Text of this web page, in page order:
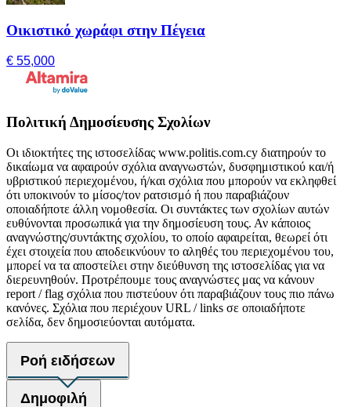
Οικιστικό χωράφι στην Πέγεια
€ 55,000
Πολιτική Δημοσίευσης Σχολίων
Οι ιδιοκτήτες της ιστοσελίδας www.politis.com.cy διατηρούν το
δικαίωμα να αφαιρούν σχόλια αναγνωστών, δυσφημιστικού και/ή
υβριστικού περιεχομένου, ή/και σχόλια που μπορούν να εκληφθεί
ότι υποκινούν το μίσος/τον ρατσισμό ή που παραβιάζουν
οποιαδήποτε άλλη νομοθεσία. Οι συντάκτες των σχολίων αυτών
ευθύνονται προσωπικά για την δημοσίευση τους. Αν κάποιος
αναγνώστης/συντάκτης σχολίου, το οποίο αφαιρείται, θεωρεί ότι
έχει στοιχεία που αποδεικνύουν το αληθές του περιεχομένου του,
μπορεί να τα αποστείλει στην διεύθυνση της ιστοσελίδας για να
διερευνηθούν. Προτρέπουμε τους αναγνώστες μας να κάνουν
report / flag σχόλια που πιστεύουν ότι παραβιάζουν τους πιο πάνω
κανόνες. Σχόλια που περιέχουν URL / links σε οποιαδήποτε
σελίδα, δεν δημοσιεύονται αυτόματα.
Ροή ειδήσεων
Δημοφιλή